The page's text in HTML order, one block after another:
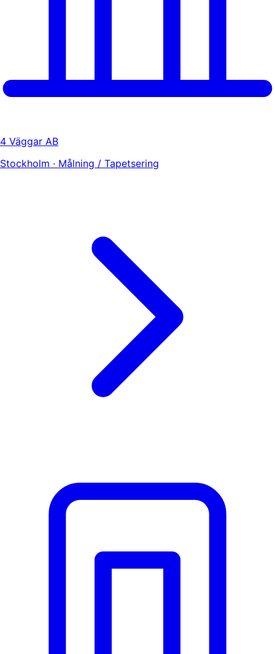
4 Väggar AB
Stockholm · Målning / Tapetsering